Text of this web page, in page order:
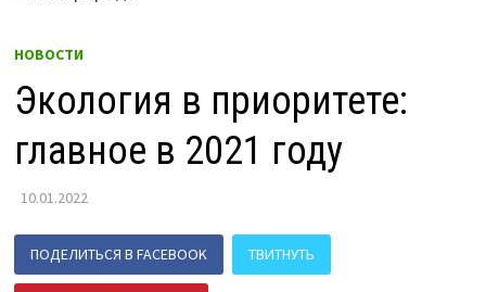
НОВОСТИ
Экология в приоритете:
главное в 2021 году
10.01.2022
ПОДЕЛИТЬСЯ В FACEBOOK ТВИТНУТЬ